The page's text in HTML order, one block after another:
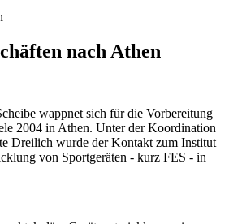
nach Athen
wappnet sich für die Vorbereitung
2004 in Athen. Unter der Koordination
Dreilich wurde der Kontakt zum Institut
von Sportgeräten - kurz FES - in